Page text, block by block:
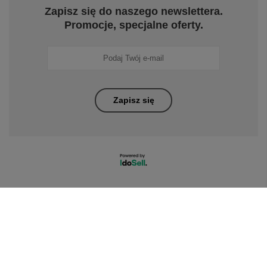
Zapisz się do naszego newslettera.
Promocje, specjalne oferty.
Zapisz się